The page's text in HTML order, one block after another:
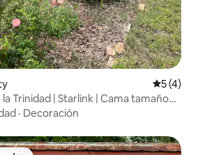
5 (4)
Trinidad | Starlink | Cama tamaño
· Decoración